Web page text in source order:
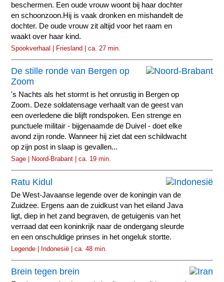
beschermen. Een oude vrouw woont bij haar dochter
en schoonzoon.Hij is vaak dronken en mishandelt de
dochter. De oude vrouw zit altijd voor het raam en
waakt over haar kind.
Spookverhaal | Friesland | ca. 27 min.
De stille ronde van Bergen op
Zoom
's Nachts als het stormt is het onrustig in Bergen op
Zoom. Deze soldatensage verhaalt van de geest van
een overledene die blijft rondspoken. Een strenge en
punctuele militair - bijgenaamde de Duivel - doet elke
avond zijn ronde. Wanneer hij ziet dat een schildwacht
op zijn post in slaap is gevallen...
Sage | Noord-Brabant | ca. 19 min.
Ratu Kidul
De West-Javaanse legende over de koningin van de
Zuidzee. Ergens aan de zuidkust van het eiland Java
ligt, diep in het zand begraven, de getuigenis van het
verraad dat een koninkrijk naar de ondergang sleurde
en een onschuldige prinses in het ongeluk stortte.
Legende | Indonesië | ca. 48 min.
Brein tegen brein